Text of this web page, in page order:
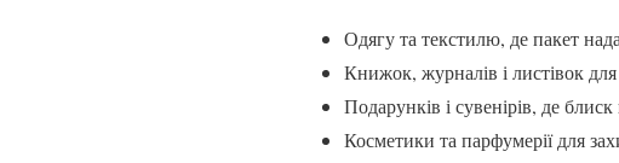
Одягу та текстилю, де пакет
Книжок, журналів і листівок
Подарунків і сувенірів, де
Косметики та парфумерії для